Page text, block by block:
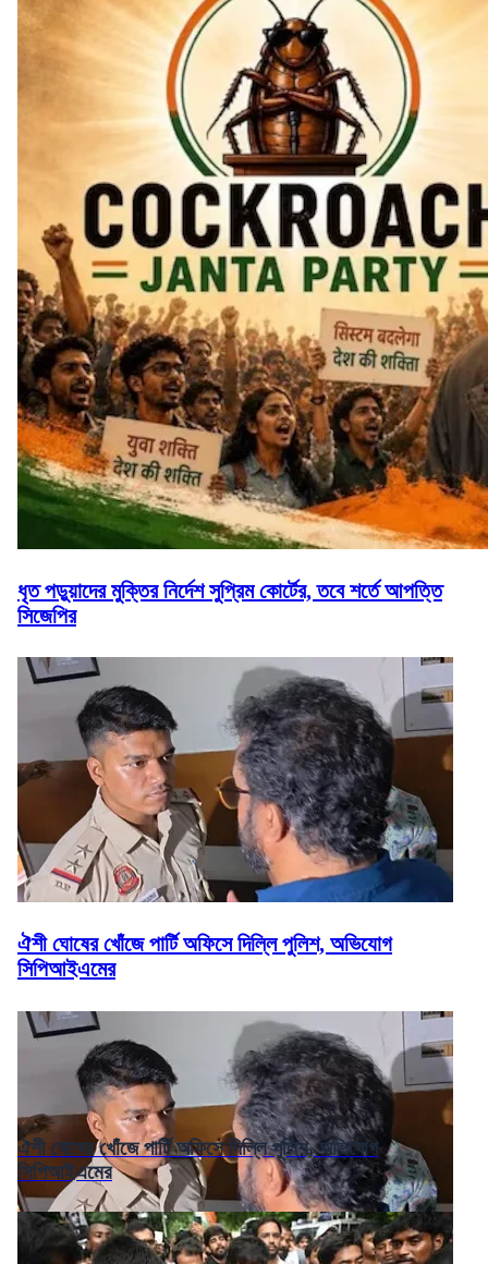
ধৃত পড়ুয়াদের মুক্তির নির্দেশ সুপ্রিম কোর্টের, তবে শর্তে আপত্তি
সিজেপির
ঐশী ঘোষের খোঁজে পার্টি অফিসে দিল্লি পুলিশ, অভিযোগ
সিপিআইএমের
ঐশী ঘোষের খোঁজে পার্টি অফিসে দিল্লি পুলিশ, অভিযোগ
সিপিআইএমের